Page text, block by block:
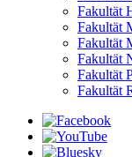
Fakultät
Fakultät
Fakultät
Fakultät
Fakultät
Fakultät